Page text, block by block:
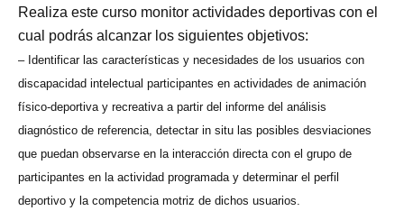
Realiza este curso monitor actividades deportivas con el
cual podrás alcanzar los siguientes objetivos:
– Identificar las características y necesidades de los usuarios con
discapacidad intelectual participantes en actividades de animación
físico-deportiva y recreativa a partir del informe del análisis
diagnóstico de referencia, detectar in situ las posibles desviaciones
que puedan observarse en la interacción directa con el grupo de
participantes en la actividad programada y determinar el perfil
deportivo y la competencia motriz de dichos usuarios.